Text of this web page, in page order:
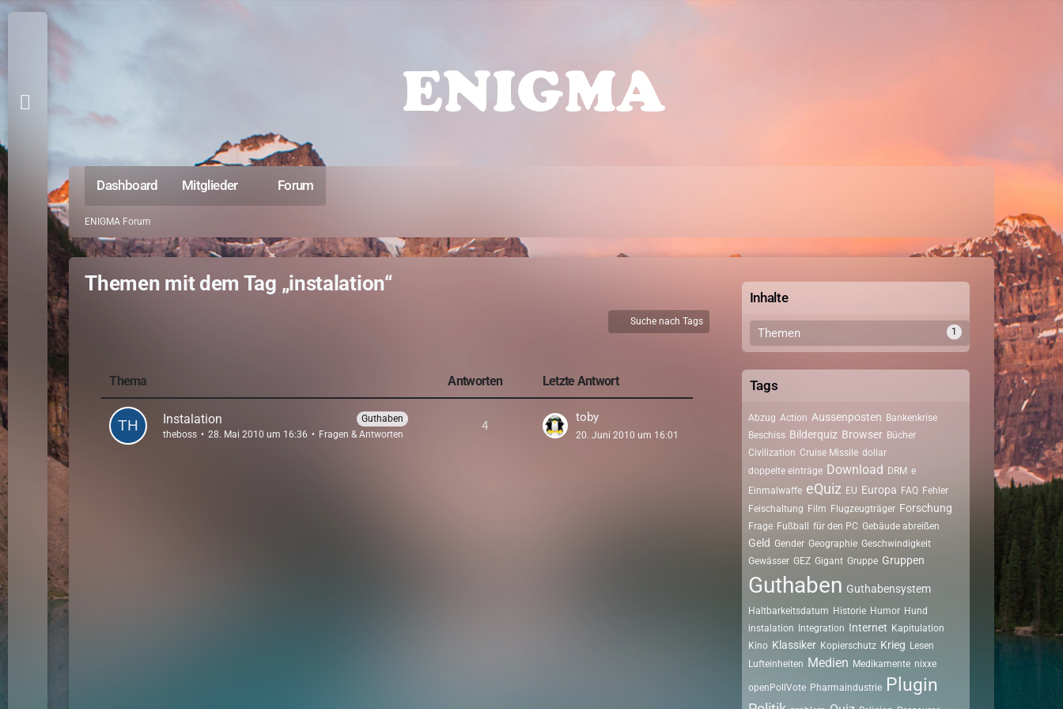
Dashboard Mitglieder Forum
ENIGMA Forum
Themen mit dem Tag „instalation“
Suche nach Tags
Thema Antworten Letzte Antwort
Guthaben
Instalation
theboss 28. Mai 2010 um 16:36 Fragen & Antworten
4
toby
20. Juni 2010 um 16:01
Inhalte
Themen 1
Tags
Abzug Action Aussenposten Bankenkrise
Beschiss Bilderquiz Browser Bücher
Civilization Cruise Missile dollar
doppelte einträge Download DRM e
Einmalwaffe eQuiz EU Europa FAQ Fehler
Feischaltung Film Flugzeugträger Forschung
Frage Fußball für den PC Gebäude abreißen
Geld Gender Geographie Geschwindigkeit
Gewässer GEZ Gigant Gruppe Gruppen
Guthaben Guthabensystem
Haltbarkeitsdatum Historie Humor Hund
instalation
Integration Internet Kapitulation
Kino Klassiker Kopierschutz Krieg Lesen
Lufteinheiten Medien Medikamente nixxe
openPollVote Pharmaindustrie Plugin